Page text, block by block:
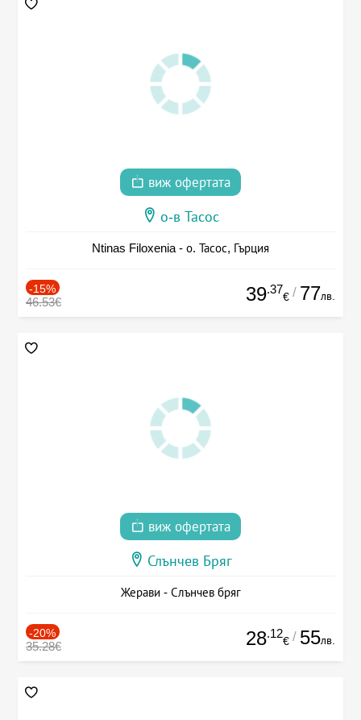
виж офертата
о-в Тасос
Ntinas Filoxenia - о. Тасос, Гърция
-15%
46.53€ 39.37
€ / 77лв.
виж офертата
Слънчев Бряг
Жерави - Слънчев бряг
-20%
35.28€ 28.12
€ / 55лв.